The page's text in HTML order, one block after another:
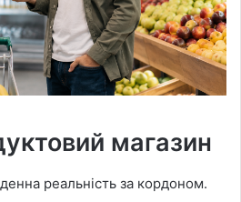
магазин
реальність за кордоном.